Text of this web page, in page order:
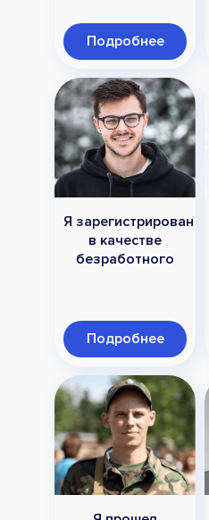
Подробнее
Я зарегистрирован
в качестве
безработного
Подробнее